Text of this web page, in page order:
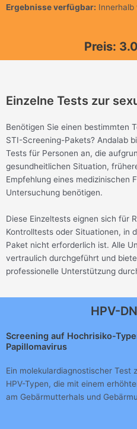
Ergebnisse verfügbar: Innerhalb
Preis:
Einzelne Tests zur
Benötigen Sie einen bestimmten
STI-Screening-Pakets? Andalab
Tests für Personen an, die
gesundheitlichen Situation,
Empfehlung eines medizinischen
Untersuchung benötigen.
Diese Einzeltests eignen sich für
Kontrolltests oder Situationen, in
Paket nicht erforderlich ist. Alle
vertraulich durchgeführt und
professionelle Unterstützung
HPV-
Screening auf Hochrisiko-
Papillomavirus
Ein molekulardiagnostischer Test
HPV-Typen, die mit einem
am Gebärmutterhals und